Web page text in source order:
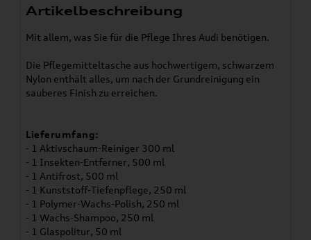
Artikelbeschreibung
Mit allem, was Sie für die Pflege Ihres Audi benötigen.
Die Pflegemitteltasche aus hochwertigem, schwarzem
Nylon enthält alles, um nach der Grundreinigung ein
sauberes Finish zu erreichen.
Lieferumfang:
- 1 Aktivschaum-Reiniger 300 ml
- 1 Insekten-Entferner, 500 ml
- 1 Antifrost, 500 ml
- 1 Kunststoff-Tiefenpflege, 250 ml
- 1 Polymer-Wachs-Polish, 250 ml
- 1 Wachs-Shampoo, 250 ml
- 1 Glaspolitur, 50 ml